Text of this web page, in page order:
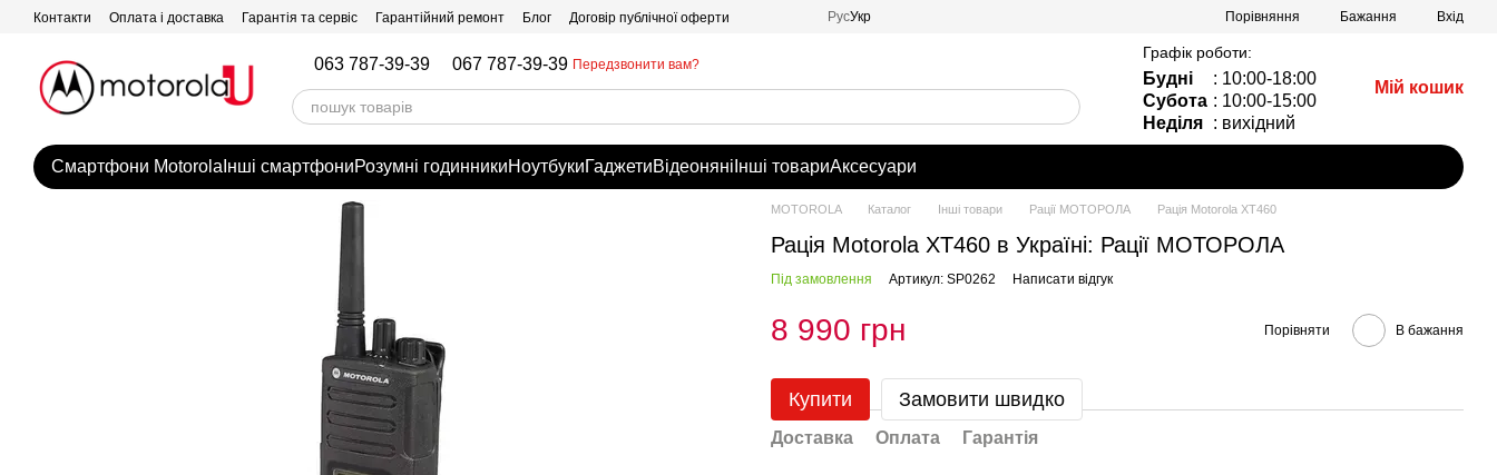
Перейти до основного контенту
Контакти Оплата і доставка Гарантія та сервіс Гарантійний ремонт Блог Договір публічної оферти РусУкр Порівняння Бажання Вхід
063 787-39-39 067 787-39-39 Передзвонити вам?
Графік роботи:
Будні
: 10:00-18:00
Субота : 10:00-15:00
Неділя : вихідний
Мій кошик
Смартфони Motorola Інші смартфониРозумні годинникиНоутбукиГаджетиВідеоняні Інші товариАксесуари
MOTOROLA Каталог Інші товари Рації МОТОРОЛА Рація Motorola XT460
Рація Motorola XT460 в Україні: Рації МОТОРОЛА
Під замовлення Артикул: SP0262 Написати відгук
8 990 грн Порівняти В бажання
Купити Замовити швидко
Доставка Оплата Гарантія